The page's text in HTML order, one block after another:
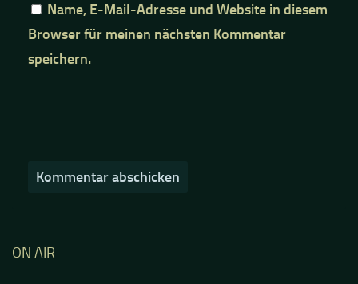
Name, E-Mail-Adresse und Website in diesem
Browser für meinen nächsten Kommentar
speichern.
ON AIR